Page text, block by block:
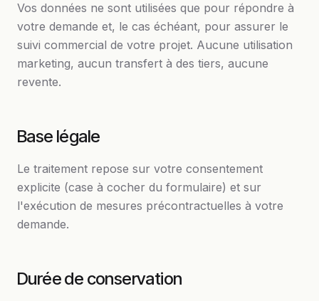
Vos données ne sont utilisées que pour répondre à
votre demande et, le cas échéant, pour assurer le
suivi commercial de votre projet. Aucune utilisation
marketing, aucun transfert à des tiers, aucune
revente.
Base légale
Le traitement repose sur votre consentement
explicite (case à cocher du formulaire) et sur
l'exécution de mesures précontractuelles à votre
demande.
Durée de conservation